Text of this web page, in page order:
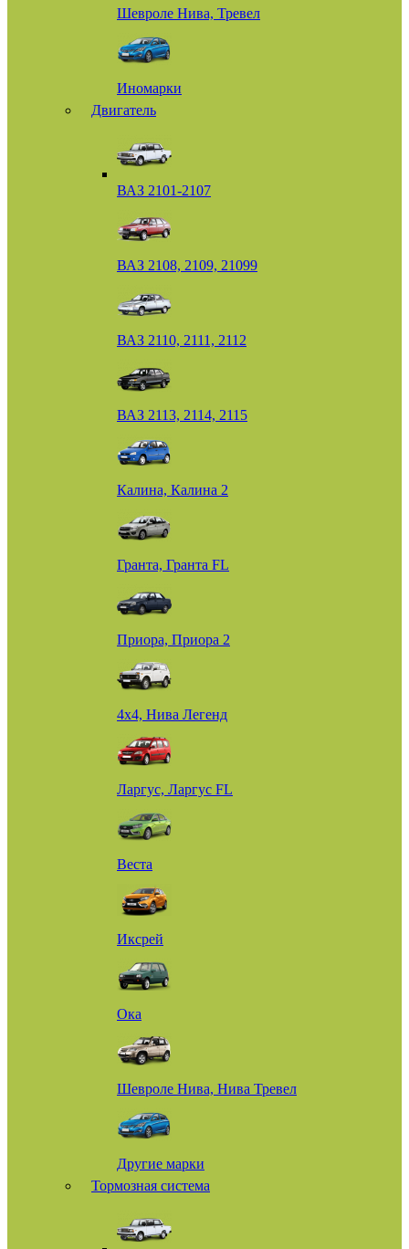
Шевроле Нива, Тревел
Иномарки
Двигатель
ВАЗ 2101-2107
ВАЗ 2108, 2109, 21099
ВАЗ 2110, 2111, 2112
ВАЗ 2113, 2114, 2115
Калина, Калина 2
Гранта, Гранта FL
Приора, Приора 2
4х4, Нива Легенд
Ларгус, Ларгус FL
Веста
Иксрей
Ока
Шевроле Нива, Нива Тревел
Другие марки
Тормозная система